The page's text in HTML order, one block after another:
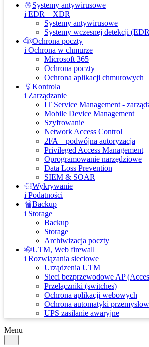
Systemy antywirusowe
i EDR – XDR
Systemy antywirusowe
Systemy wczesnej detekcji
Ochrona poczty
i Ochrona w chmurze
Microsoft 365
Ochrona poczty
Ochrona aplikacji chmurowych
Kontrola
i Zarządzanie
IT Service Management -
Mobile Device Management
Szyfrowanie
Network Access Control
2FA – podwójna autoryzacja
Privileged Access Management
Oprogramowanie narzędziowe
Data Loss Prevention
SIEM & SOAR
Wykrywanie
i Podatności
Backup
i Storage
Backup
Storage
Archiwizacja poczty
UTM, Web firewall
i Rozwiązania sieciowe
Urządzenia UTM
Sieci bezprzewodowe AP
Przełączniki (switches)
Ochrona aplikacji webowych
Ochrona automatyki
UPS zasilanie awaryjne
Menu